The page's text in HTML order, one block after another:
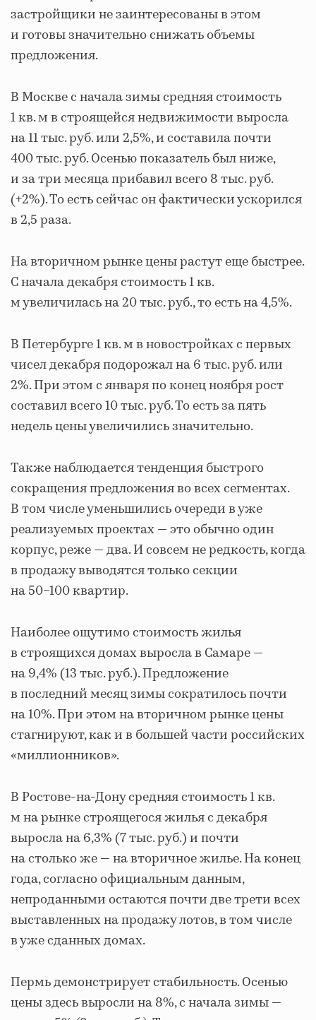
застройщики не заинтересованы в этом
и готовы значительно снижать объемы
предложения.
В Москве с начала зимы средняя стоимость
1 кв. м в строящейся недвижимости выросла
на 11 тыс. руб. или 2,5%, и составила почти
400 тыс. руб. Осенью показатель был ниже,
и за три месяца прибавил всего 8 тыс. руб.
(+2%). То есть сейчас он фактически ускорился
в 2,5 раза.
На вторичном рынке цены растут еще быстрее.
С начала декабря стоимость 1 кв.
м увеличилась на 20 тыс. руб., то есть на 4,5%.
В Петербурге 1 кв. м в новостройках с первых
чисел декабря подорожал на 6 тыс. руб. или
2%. При этом с января по конец ноября рост
составил всего 10 тыс. руб. То есть за пять
недель цены увеличились значительно.
Также наблюдается тенденция быстрого
сокращения предложения во всех сегментах.
В том числе уменьшились очереди в уже
реализуемых проектах — это обычно один
корпус, реже — два. И совсем не редкость, когда
в продажу выводятся только секции
на 50−100 квартир.
Наиболее ощутимо стоимость жилья
в строящихся домах выросла в Самаре —
на 9,4% (13 тыс. руб.). Предложение
в последний месяц зимы сократилось почти
на 10%. При этом на вторичном рынке цены
стагнируют, как и в большей части российских
«миллионников».
В Ростове-на-Дону средняя стоимость 1 кв.
м на рынке строящегося жилья с декабря
выросла на 6,3% (7 тыс. руб.) и почти
на столько же — на вторичное жилье. На конец
года, согласно официальным данным,
непроданными остаются почти две трети всех
выставленных на продажу лотов, в том числе
в уже сданных домах.
Пермь демонстрирует стабильность. Осенью
цены здесь выросли на 8%, с начала зимы —